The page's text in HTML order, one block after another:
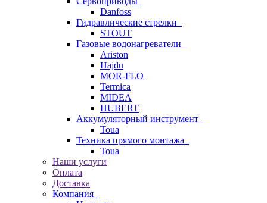
Danfoss
Гидравлические стрелки
STOUT
Газовые водонагреватели
Ariston
Hajdu
MOR-FLO
Termica
MIDEA
HUBERT
Аккумуляторный инструмент
Toua
Техника прямого монтажа
Toua
Наши услуги
Оплата
Доставка
Компания